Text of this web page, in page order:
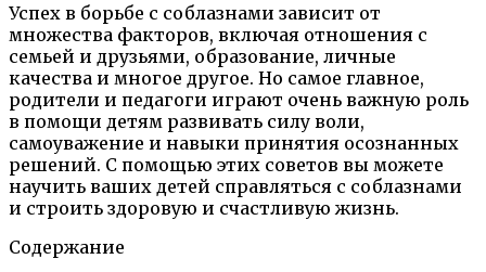
Успех в борьбе с соблазнами зависит от
множества факторов, включая отношения с
семьей и друзьями, образование, личные
качества и многое другое. Но самое главное,
родители и педагоги играют очень важную роль
в помощи детям развивать силу воли,
самоуважение и навыки принятия осознанных
решений. С помощью этих советов вы можете
научить ваших детей справляться с соблазнами
и строить здоровую и счастливую жизнь.
Содержание